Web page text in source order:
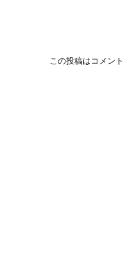
この投稿はコメン